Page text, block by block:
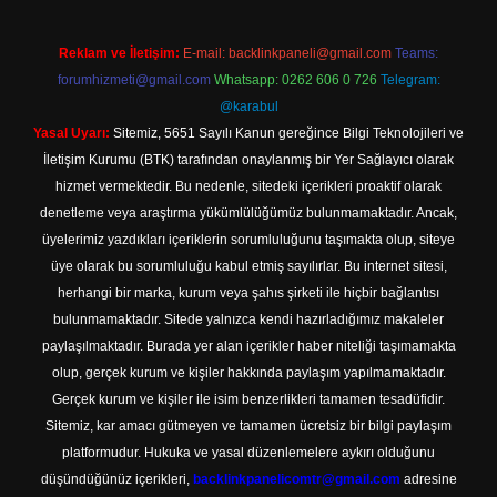
Reklam ve İletişim: E-mail: backlinkpaneli@gmail.com Teams:
forumhizmeti@gmail.com Whatsapp: 0262 606 0 726 Telegram:
@karabul
Yasal Uyarı: Sitemiz, 5651 Sayılı Kanun gereğince Bilgi Teknolojileri ve
İletişim Kurumu (BTK) tarafından onaylanmış bir Yer Sağlayıcı olarak
hizmet vermektedir. Bu nedenle, sitedeki içerikleri proaktif olarak
denetleme veya araştırma yükümlülüğümüz bulunmamaktadır. Ancak,
üyelerimiz yazdıkları içeriklerin sorumluluğunu taşımakta olup, siteye
üye olarak bu sorumluluğu kabul etmiş sayılırlar. Bu internet sitesi,
herhangi bir marka, kurum veya şahıs şirketi ile hiçbir bağlantısı
bulunmamaktadır. Sitede yalnızca kendi hazırladığımız makaleler
paylaşılmaktadır. Burada yer alan içerikler haber niteliği taşımamakta
olup, gerçek kurum ve kişiler hakkında paylaşım yapılmamaktadır.
Gerçek kurum ve kişiler ile isim benzerlikleri tamamen tesadüfidir.
Sitemiz, kar amacı gütmeyen ve tamamen ücretsiz bir bilgi paylaşım
platformudur. Hukuka ve yasal düzenlemelere aykırı olduğunu
düşündüğünüz içerikleri, backlinkpanelicomtr@gmail.com adresine